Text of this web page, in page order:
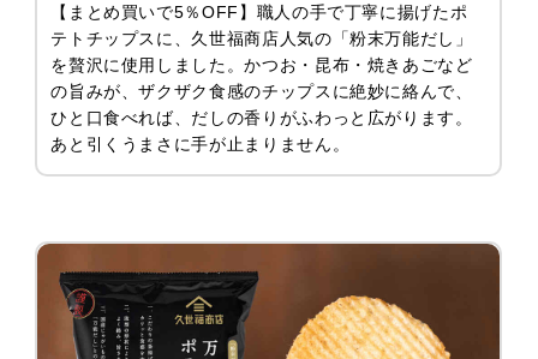
【まとめ買いで5％OFF】職人の手で丁寧に揚げたポ
テトチップスに、久世福商店人気の「粉末万能だし」
を贅沢に使用しました。かつお・昆布・焼きあごなど
の旨みが、ザクザク食感のチップスに絶妙に絡んで、
ひと口食べれば、だしの香りがふわっと広がります。
あと引くうまさに手が止まりません。